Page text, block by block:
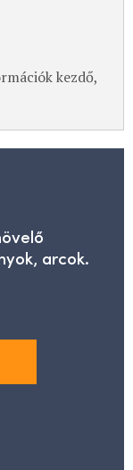
kezdő,
arcok.